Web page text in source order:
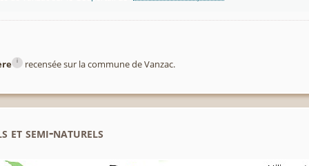
i recensée sur la commune de Vanzac.
et semi-naturels